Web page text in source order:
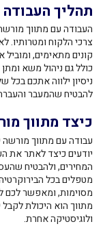
תהליך
העבודה עם מתווך
צרכי הלקוח ומטרותיו.
קונים מתאימים,
כולל גם ניהול משא
ניסיון ילווה אתכם
להבטיח שהמעבר
כיצד מתווך
עבודה עם מתווך מורשה
יודעים כיצד לאתר את
המחירים, ולהבטיח
מטפלים בכל
מסוימות, ומאפשר לכם
מתווך הוא היכולת לקבל
ולוגיסטיקה אחרת.